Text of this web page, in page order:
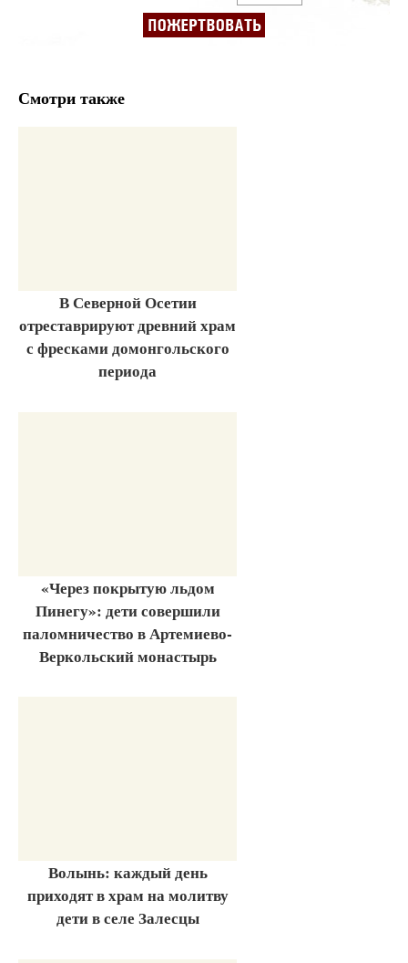
Смотри также
В Северной Осетии
отреставрируют древний храм
с фресками домонгольского
периода
«Через покрытую льдом
Пинегу»: дети совершили
паломничество в Артемиево-
Веркольский монастырь
Волынь: каждый день
приходят в храм на молитву
дети в селе Залесцы